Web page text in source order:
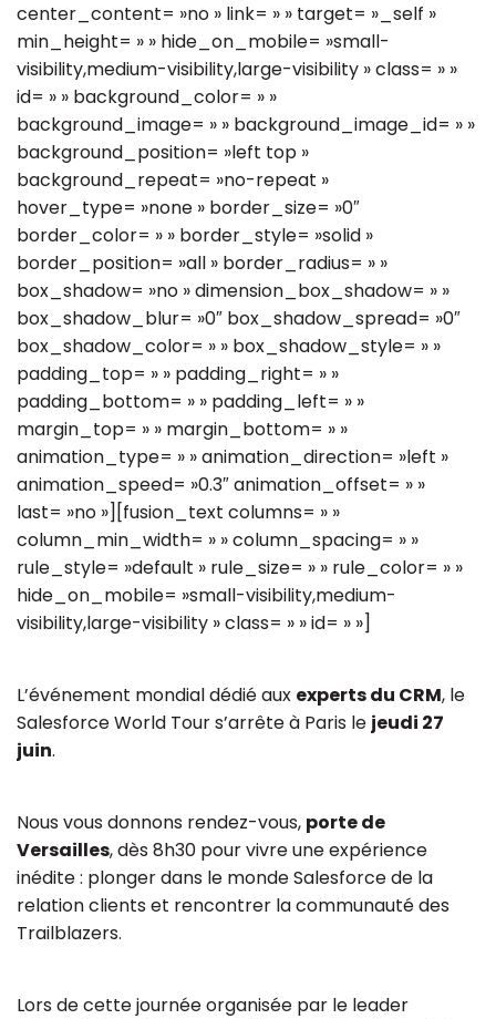
center_content= »no » link= » » target= »_self »
min_height= » » hide_on_mobile= »small-
visibility,medium-visibility,large-visibility » class= » »
id= » » background_color= » »
background_image= » » background_image_id= » »
background_position= »left top »
background_repeat= »no-repeat »
hover_type= »none » border_size= »0″
border_color= » » border_style= »solid »
border_position= »all » border_radius= » »
box_shadow= »no » dimension_box_shadow= » »
box_shadow_blur= »0″ box_shadow_spread= »0″
box_shadow_color= » » box_shadow_style= » »
padding_top= » » padding_right= » »
padding_bottom= » » padding_left= » »
margin_top= » » margin_bottom= » »
animation_type= » » animation_direction= »left »
animation_speed= »0.3″ animation_offset= » »
last= »no »][fusion_text columns= » »
column_min_width= » » column_spacing= » »
rule_style= »default » rule_size= » » rule_color= » »
hide_on_mobile= »small-visibility,medium-
visibility,large-visibility » class= » » id= » »]
L’événement mondial dédié aux experts du CRM, le
Salesforce World Tour s’arrête à Paris le jeudi 27
juin.
Nous vous donnons rendez-vous, porte de
Versailles, dès 8h30 pour vivre une expérience
inédite : plonger dans le monde Salesforce de la
relation clients et rencontrer la communauté des
Trailblazers.
Lors de cette journée organisée par le leader